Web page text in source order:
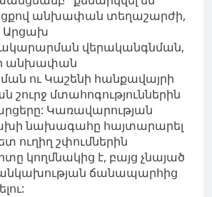
անխափան տեղաշարժի,
Արցախ
վերականգնման,
անխափան
ու Կաշենի հանքավայրի
շուրջ մտահոգություններին
Կառավարության
նախագահը հայտարարել
ուղիղ շփումներին
կողմնակից է, բայց չնայած
անկախության ճանապարհից